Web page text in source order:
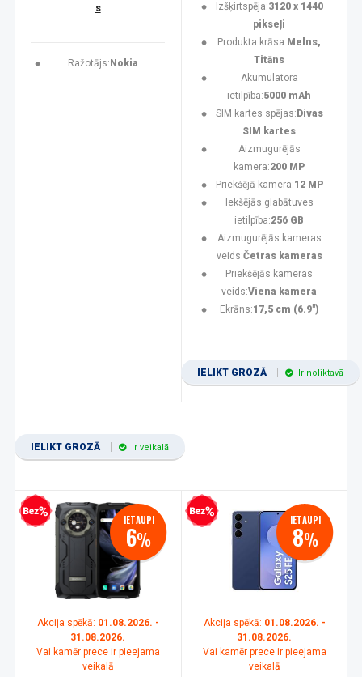
s
Ražotājs: Nokia
IELIKT GROZĀ Ir veikalā
Izšķirtspēja:3120 x 1440
pikseļi
Produkta krāsa: Melns,
Titāns
Akumulatora
ietilpība:5000 mAh
SIM kartes spējas: Divas
SIM kartes
Aizmugurējās
kamera:200 MP
Priekšējā kamera:12 MP
Iekšējās glabātuves
ietilpība:256 GB
Aizmugurējās kameras
veids:Četras kameras
Priekšējās kameras
veids:Viena kamera
Ekrāns:17,5 cm (6.9")
IELIKT GROZĀ Ir noliktavā
kredīts IETAUPI
6%
Akcija spēkā: 01.08.2026. -
31.08.2026.
Vai kamēr prece ir pieejama
veikalā
Bezprocentu kredīts IETAUPI
8%
Akcija spēkā: 01.08.2026. -
31.08.2026.
Vai kamēr prece ir pieejama
veikalā